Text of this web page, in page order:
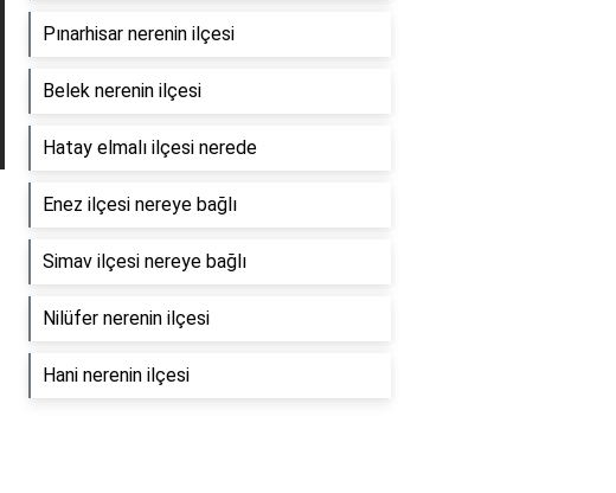
Pınarhisar nerenin ilçesi
Belek nerenin ilçesi
Hatay elmalı ilçesi nerede
Enez ilçesi nereye bağlı
Simav ilçesi nereye bağlı
Nilüfer nerenin ilçesi
Hani nerenin ilçesi